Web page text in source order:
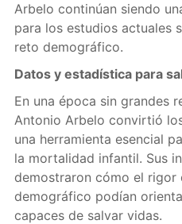
Arbelo continúan siendo
para los estudios actuales
reto demográfico.
Datos y estadística para
En una época sin grandes
Antonio Arbelo convirtió
una herramienta esencial
la mortalidad infantil. Sus
demostraron cómo el rigor
demográfico podían
capaces de salvar vidas.